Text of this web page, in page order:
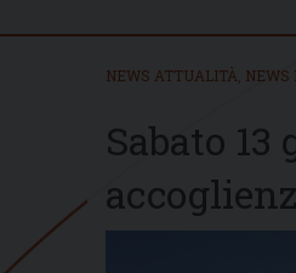
NEWS ATTUALITÀ NEWS
Sabato